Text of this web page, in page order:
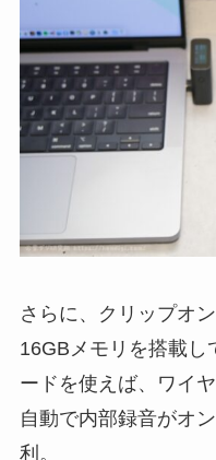
さらに、クリップオ
16GBメモリを搭載し
ードを使えば、ワイ
自動で内部録音がオ
利。